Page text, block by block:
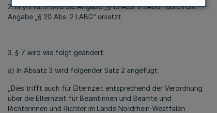
2. In § 2 Nr. 2 wird die Angabe „§ 19 Abs. 2 LABG“ durch die
Angabe „§ 20 Abs. 2 LABG“ ersetzt.
3. § 7 wird wie folgt geändert:
a) In Absatz 3 wird folgender Satz 2 angefügt:
„Dies trifft auch für Elternzeit entsprechend der Verordnung
über die Elternzeit für Beamtinnen und Beamte und
Richterinnen und Richter im Lande Nordrhein-Westfalen